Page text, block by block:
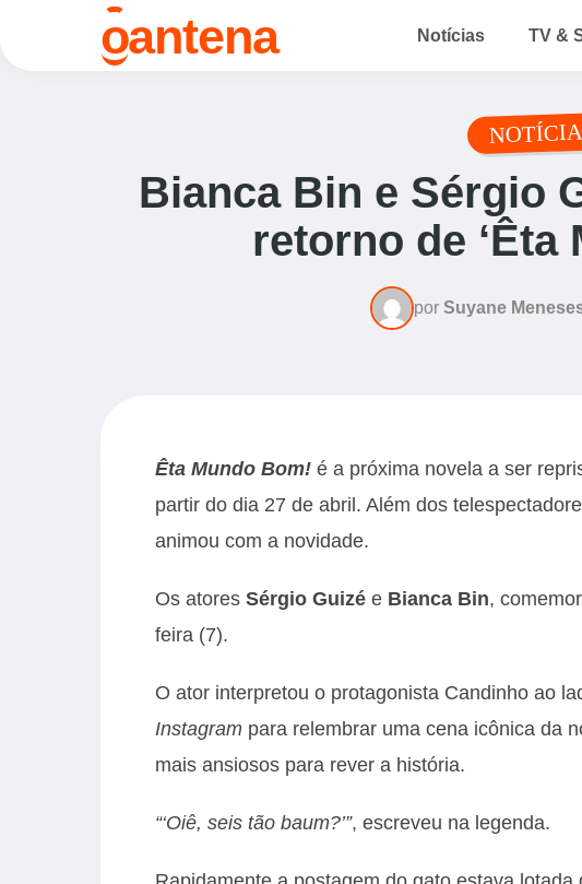
oantena Notícias TV &
Bianca Bin e Sérgio
retorno de ‘Êta
por Suyane
Êta Mundo Bom! é a próxima novela a ser
partir do dia 27 de abril. Além dos
animou com a novidade.
Os atores Sérgio Guizé e Bianca Bin,
feira (7).
O ator interpretou o protagonista Candinho ao
Instagram para relembrar uma cena icônica da
mais ansiosos para rever a história.
“‘Oiê, seis tão baum?’”, escreveu na legenda.